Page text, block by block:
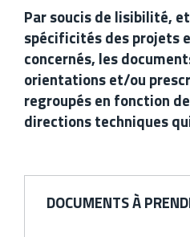
Par soucis de lisibilité,
spécificités des projets
concernés, les
orientations et/ou
regroupés en fonction
directions techniques
DOCUMENTS À